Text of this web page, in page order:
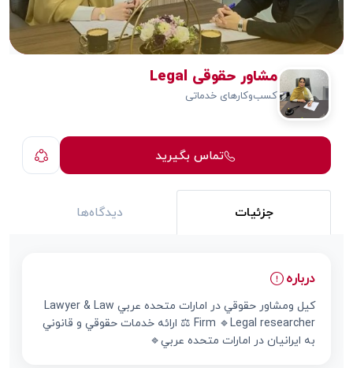
مشاور حقوقی Legal
کسب‌وکارهای خدماتی
تماس بگیرید
جزئیات دیدگاه‌ها
درباره
كيل ومشاور حقوقي در امارات متحده عربي Lawyer & Law
Firm 🔹Legal researcher ⚖️ ارائه خدمات حقوقي و قانوني
به ايرانيان در امارات متحده عربي🔹